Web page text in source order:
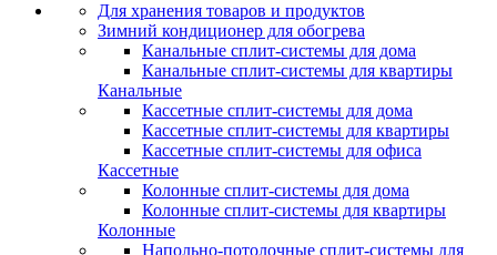
Для хранения товаров и продуктов
Зимний кондиционер для обогрева
Канальные сплит-системы для дома
Канальные сплит-системы для квартиры
Канальные
Кассетные сплит-системы для дома
Кассетные сплит-системы для квартиры
Кассетные сплит-системы для офиса
Кассетные
Колонные сплит-системы для дома
Колонные сплит-системы для квартиры
Колонные
Напольно-потолочные сплит-системы для